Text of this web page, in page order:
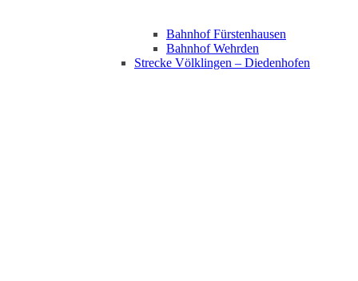
Bahnhof Fürstenhausen
Bahnhof Wehrden
Strecke Völklingen – Diedenhofen